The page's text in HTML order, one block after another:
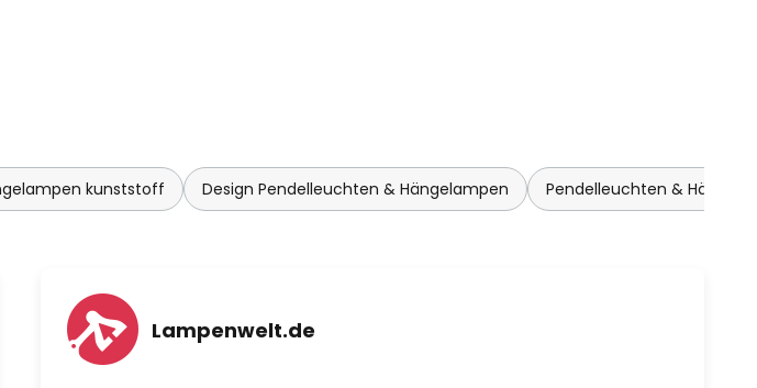
kunststoff Design Pendelleuchten & Hängelampen Pendelleuchten &
Lampenwelt.de